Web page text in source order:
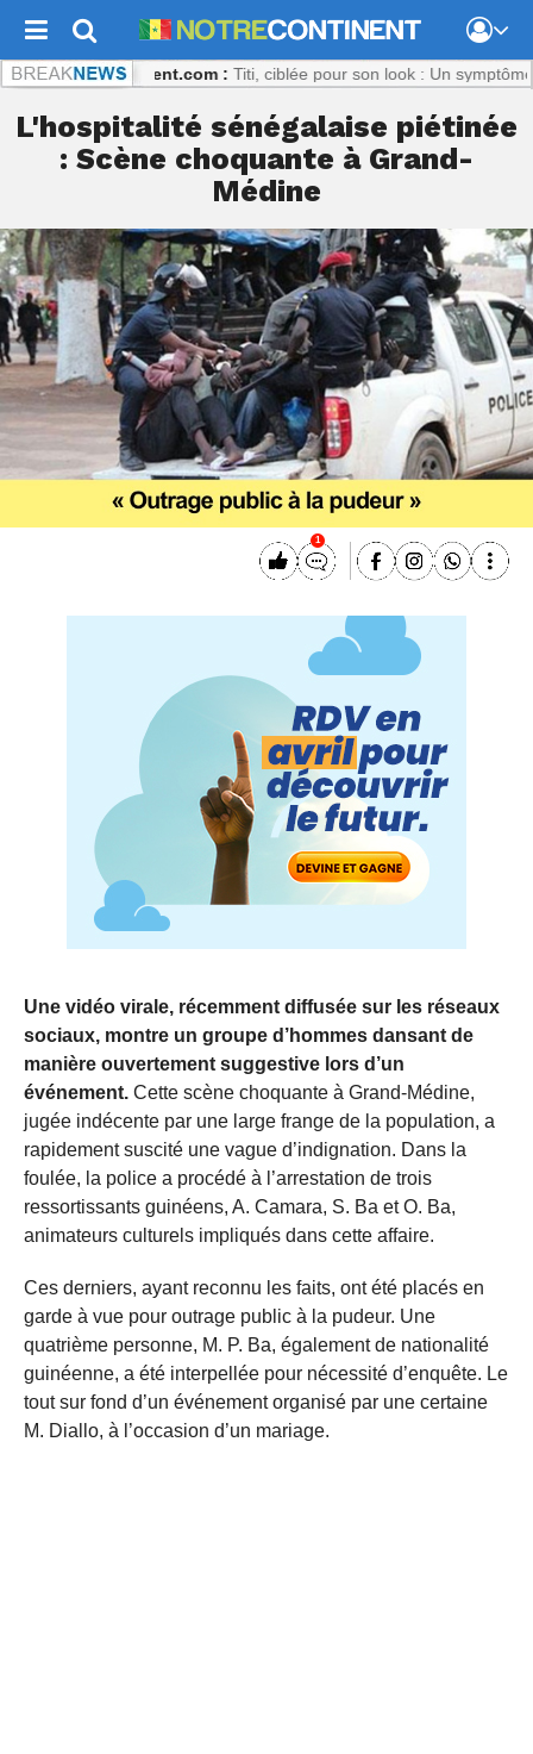
Notrecontinent.com : Titi, ciblée pour son look : Un symptôme
L'hospitalité sénégalaise piétinée
: Scène choquante à Grand-
Médine
1
Une vidéo virale, récemment diffusée sur les réseaux
sociaux, montre un groupe d’hommes dansant de
manière ouvertement suggestive lors d’un
événement. Cette scène choquante à Grand-Médine,
jugée indécente par une large frange de la population, a
rapidement suscité une vague d’indignation. Dans la
foulée, la police a procédé à l’arrestation de trois
ressortissants guinéens, A. Camara, S. Ba et O. Ba,
animateurs culturels impliqués dans cette affaire.
Ces derniers, ayant reconnu les faits, ont été placés en
garde à vue pour outrage public à la pudeur. Une
quatrième personne, M. P. Ba, également de nationalité
guinéenne, a été interpellée pour nécessité d’enquête. Le
tout sur fond d’un événement organisé par une certaine
M. Diallo, à l’occasion d’un mariage.